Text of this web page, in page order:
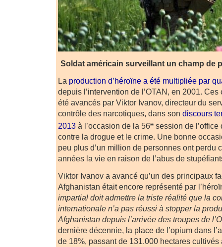
Soldat américain surveillant un champ de
La production d’héroïne a été multipliée par
depuis l’intervention de l’OTAN, en 2001.
été avancés par Viktor Ivanov, directeur du
contrôle des narcotiques, dans son discours
2013 à l’occasion de la 56e session de
contre la drogue et le crime. Une bonne
peu plus d’un million de personnes ont perdu
années la vie en raison de l’abus de
Viktor Ivanov a avancé qu’un des principaux
Afghanistan était encore représenté par
impartial doit admettre la triste réalité que la
internationale n’a pas réussi à stopper la
Afghanistan depuis l’arrivée des troupes de
dernière décennie, la place de l’opium dans
de 18%, passant de 131.000 hectares cultivés